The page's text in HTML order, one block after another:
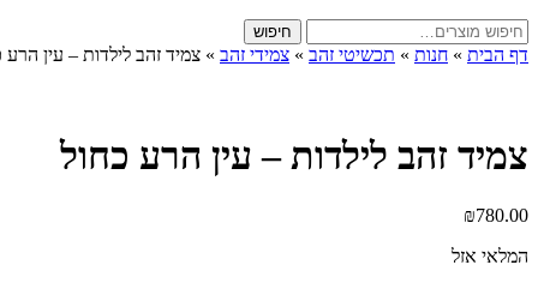
חיפוש
עבור:
חיפוש
דף הבית » חנות » תכשיטי זהב » צמידי זהב » צמיד זהב לילדות – עין הרע
צמיד זהב לילדות – עין הרע כחול
₪780.00
המלאי אזל